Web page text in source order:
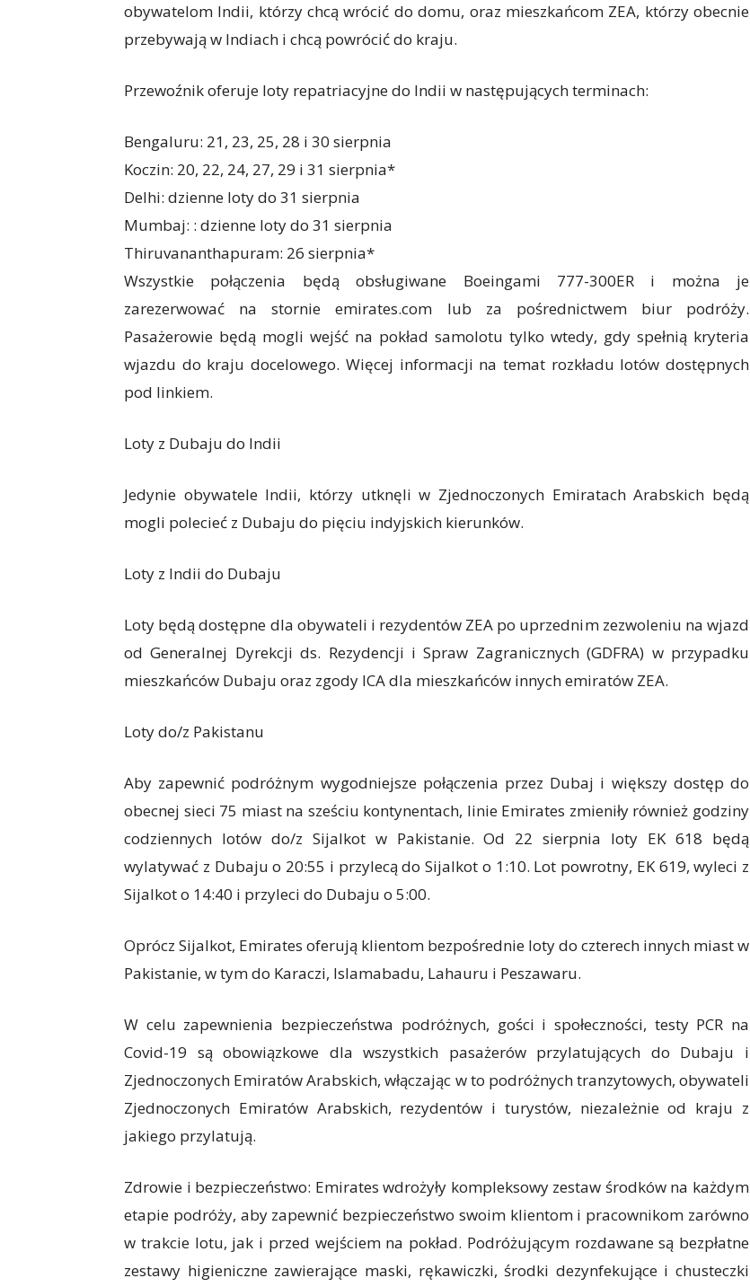
obywatelom Indii, którzy chcą wrócić do domu, oraz mieszkańcom ZEA, którzy obecnie
przebywają w Indiach i chcą powrócić do kraju.
Przewoźnik oferuje loty repatriacyjne do Indii w następujących terminach:
Bengaluru: 21, 23, 25, 28 i 30 sierpnia
Koczin: 20, 22, 24, 27, 29 i 31 sierpnia*
Delhi: dzienne loty do 31 sierpnia
Mumbaj: : dzienne loty do 31 sierpnia
Thiruvananthapuram: 26 sierpnia*
Wszystkie połączenia będą obsługiwane Boeingami 777-300ER i można je
zarezerwować na stornie emirates.com lub za pośrednictwem biur podróży.
Pasażerowie będą mogli wejść na pokład samolotu tylko wtedy, gdy spełnią kryteria
wjazdu do kraju docelowego. Więcej informacji na temat rozkładu lotów dostępnych
pod linkiem.
Loty z Dubaju do Indii
Jedynie obywatele Indii, którzy utknęli w Zjednoczonych Emiratach Arabskich będą
mogli polecieć z Dubaju do pięciu indyjskich kierunków.
Loty z Indii do Dubaju
Loty będą dostępne dla obywateli i rezydentów ZEA po uprzednim zezwoleniu na wjazd
od Generalnej Dyrekcji ds. Rezydencji i Spraw Zagranicznych (GDFRA) w przypadku
mieszkańców Dubaju oraz zgody ICA dla mieszkańców innych emiratów ZEA.
Loty do/z Pakistanu
Aby zapewnić podróżnym wygodniejsze połączenia przez Dubaj i większy dostęp do
obecnej sieci 75 miast na sześciu kontynentach, linie Emirates zmieniły również godziny
codziennych lotów do/z Sijalkot w Pakistanie. Od 22 sierpnia loty EK 618 będą
wylatywać z Dubaju o 20:55 i przylecą do Sijalkot o 1:10. Lot powrotny, EK 619, wyleci z
Sijalkot o 14:40 i przyleci do Dubaju o 5:00.
Oprócz Sijalkot, Emirates oferują klientom bezpośrednie loty do czterech innych miast w
Pakistanie, w tym do Karaczi, Islamabadu, Lahauru i Peszawaru.
W celu zapewnienia bezpieczeństwa podróżnych, gości i społeczności, testy PCR na
Covid-19 są obowiązkowe dla wszystkich pasażerów przylatujących do Dubaju i
Zjednoczonych Emiratów Arabskich, włączając w to podróżnych tranzytowych, obywateli
Zjednoczonych Emiratów Arabskich, rezydentów i turystów, niezależnie od kraju z
jakiego przylatują.
Zdrowie i bezpieczeństwo: Emirates wdrożyły kompleksowy zestaw środków na każdym
etapie podróży, aby zapewnić bezpieczeństwo swoim klientom i pracownikom zarówno
w trakcie lotu, jak i przed wejściem na pokład. Podróżującym rozdawane są bezpłatne
zestawy higieniczne zawierające maski, rękawiczki, środki dezynfekujące i chusteczki